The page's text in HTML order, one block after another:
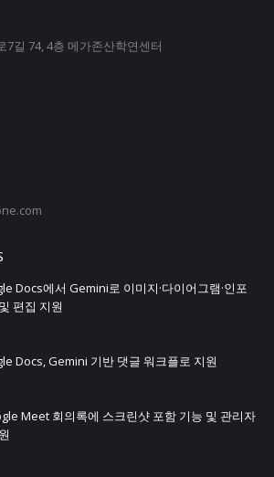
7길 74, 4층 메가존산학연센터
Docs에서 Gemini로 이미지·다이어그램·인포
편집 지원
Docs, Gemini 기반 댓글 워크플로 지원
Meet 회의록에 스크린샷 포함 기능 및 관리자